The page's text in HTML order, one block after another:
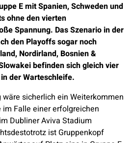
E mit Spanien, Schweden und
ohne den vierten
Spannung. Das Szenario in der
den Playoffs sogar noch
Nordirland, Bosnien &
befinden sich gleich vier
der Warteschleife.
sicherlich ein Weiterkommen
im Falle einer erfolgreichen
Dubliner Aviva Stadium
ist Gruppenkopf